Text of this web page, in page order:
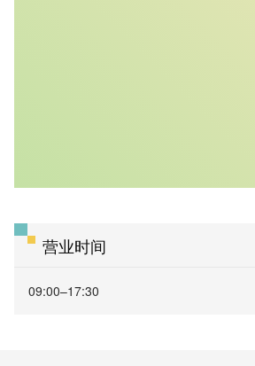
营业时间
09:00–17:30